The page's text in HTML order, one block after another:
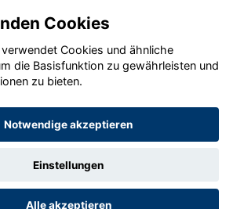
GmbH 2020 - 2026
Cookies
Cookies und ähnliche
die Basisfunktion zu gewährleisten und
zu bieten.
Notwendige akzeptieren
Einstellungen
Alle akzeptieren